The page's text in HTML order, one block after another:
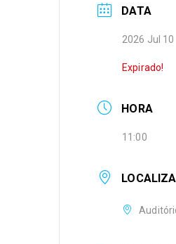
DATA
2026 Jul 10
Expirado!
HORA
11:00